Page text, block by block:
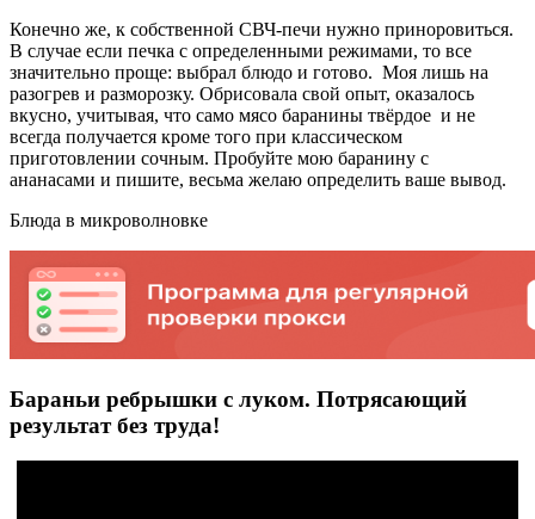
Конечно же, к собственной СВЧ-печи нужно приноровиться.
В случае если печка с определенными режимами, то все
значительно проще: выбрал блюдо и готово. Моя лишь на
разогрев и разморозку. Обрисовала свой опыт, оказалось
вкусно, учитывая, что само мясо баранины твёрдое и не
всегда получается кроме того при классическом
приготовлении сочным. Пробуйте мою баранину с
ананасами и пишите, весьма желаю определить ваше вывод.
Блюда в микроволновке
Бараньи ребрышки с луком. Потрясающий
результат без труда!